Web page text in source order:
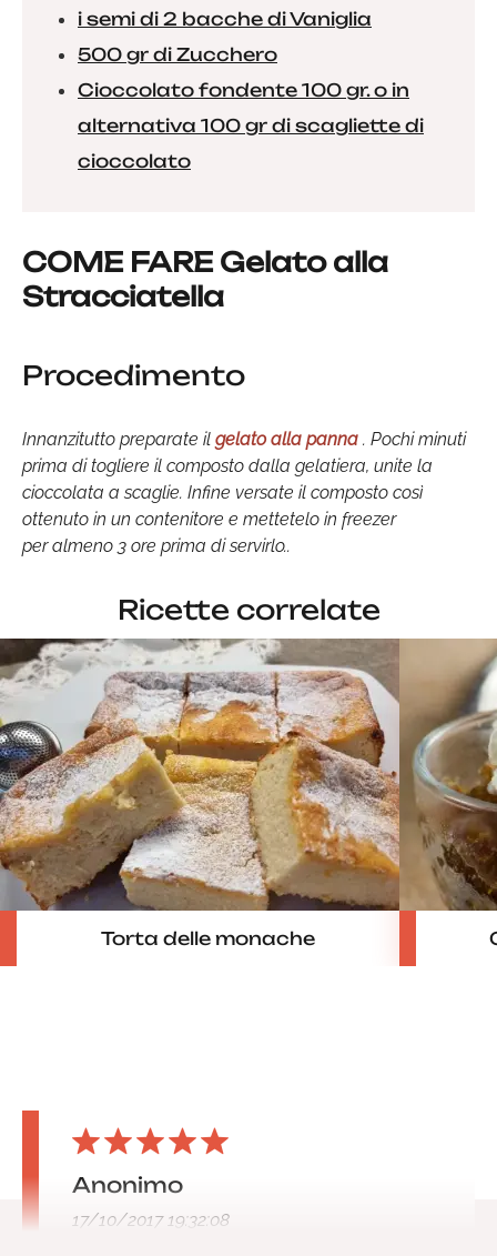
i semi di 2 bacche di Vaniglia
500 gr di Zucchero
Cioccolato fondente 100 gr. o in
alternativa 100 gr di scagliette di
cioccolato
COME FARE Gelato alla
Stracciatella
Procedimento
Innanzitutto preparate il gelato alla panna . Pochi minuti
prima di togliere il composto dalla gelatiera, unite la
cioccolata a scaglie. Infine versate il composto così
ottenuto in un contenitore e mettetelo in freezer
per almeno 3 ore prima di servirlo..
Ricette correlate
Torta delle monache
Anonimo
17/10/2017 19:32:08